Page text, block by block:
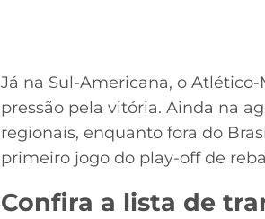
Já na Sul-Americana, o
pressão pela vitória. Ainda na
regionais, enquanto fora do
primeiro jogo do play-off de
Confira a lista de